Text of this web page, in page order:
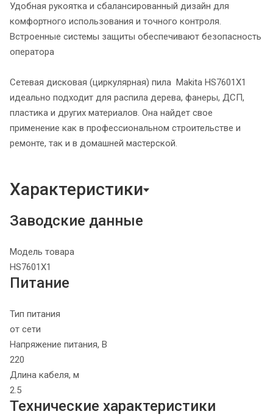
Удобная рукоятка и сбалансированный дизайн для
комфортного использования и точного контроля.
Встроенные системы защиты обеспечивают безопасность
оператора
Сетевая дисковая (циркулярная) пила Makita HS7601X1
идеально подходит для распила дерева, фанеры, ДСП,
пластика и других материалов. Она найдет свое
применение как в профессиональном строительстве и
ремонте, так и в домашней мастерской.
Характеристики
Заводские данные
Модель товара
HS7601X1
Питание
Тип питания
от сети
Напряжение питания, В
220
Длина кабеля, м
2.5
Технические характеристики